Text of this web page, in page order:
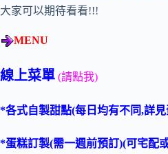
大家可以期待看看!!!
MENU
線上菜單 (請點我)
*各式自製甜點(每日均有不同,詳
*蛋糕訂製(需一週前預訂)(可宅配